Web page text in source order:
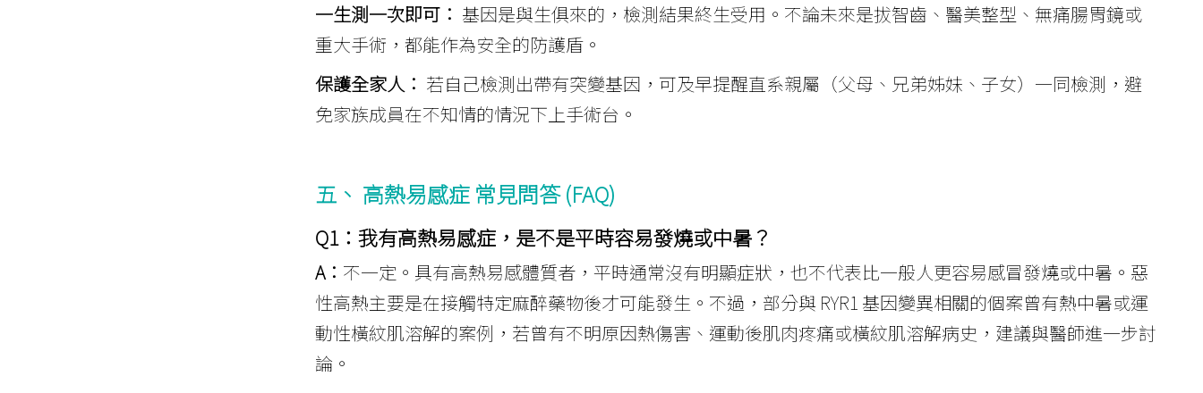
一生測一次即可： 基因是與生俱來的，檢測結果終生受用。不論未來是拔智齒、醫美整型、無痛腸胃鏡或
重大手術，都能作為安全的防護盾。
保護全家人： 若自己檢測出帶有突變基因，可及早提醒直系親屬（父母、兄弟姊妹、子女）一同檢測，避
免家族成員在不知情的情況下上手術台。
五、 高熱易感症 常見問答 (FAQ)
Q1：我有高熱易感症，是不是平時容易發燒或中暑？
A： 不一定。具有高熱易感體質者，平時通常沒有明顯症狀，也不代表比一般人更容易感冒發燒或中暑。惡
性高熱主要是在接觸特定麻醉藥物後才可能發生。不過，部分與 RYR1 基因變異相關的個案曾有熱中暑或運
動性橫紋肌溶解的案例，若曾有不明原因熱傷害、運動後肌肉疼痛或橫紋肌溶解病史，建議與醫師進一步討
論。